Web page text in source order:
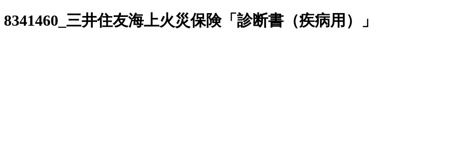
8341460_三井住友海上火災保険「診断書（疾病用）」